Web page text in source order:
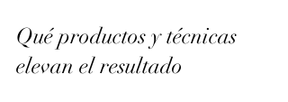
Qué productos y técnicas
elevan el resultado